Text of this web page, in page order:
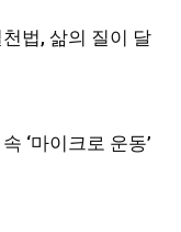
천법, 삶의 질이 달
‘마이크로 운동’